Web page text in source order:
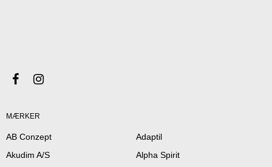
MÆRKER
AB Conzept
Adaptil
Akudim A/S
Alpha Spirit